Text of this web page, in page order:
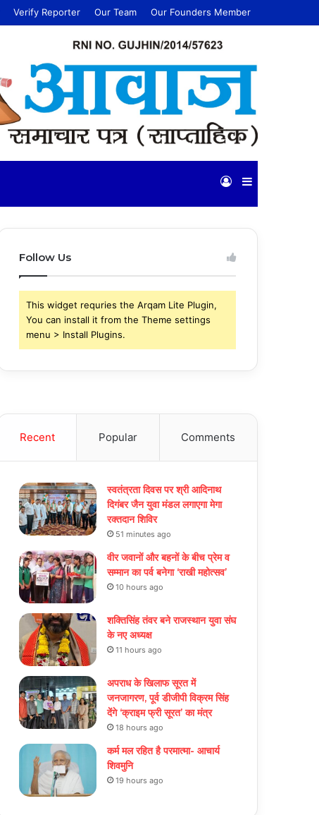
Verify Reporter Our Team Our Founders Member
Sidebar
Log
Follow Us
This widget requries the Arqam Lite Plugin,
You can install it from the Theme settings
menu > Install Plugins.
Recent Popular Comments
स्वतंत्रता दिवस पर श्री आदिनाथ
दिगंबर जैन युवा मंडल लगाएगा मेगा
रक्तदान शिविर
51 minutes ago
वीर जवानों और बहनों के बीच प्रेम व
सम्मान का पर्व बनेगा ‘राखी महोत्सव’
10 hours ago
शक्तिसिंह तंवर बने राजस्थान युवा संघ
के नए अध्यक्ष
11 hours ago
अपराध के खिलाफ सूरत में
जनजागरण, पूर्व डीजीपी विक्रम सिंह
देंगे ‘क्राइम फ्री सूरत’ का मंत्र
18 hours ago
कर्म मल रहित है परमात्मा- आचार्य
शिवमुनि
19 hours ago